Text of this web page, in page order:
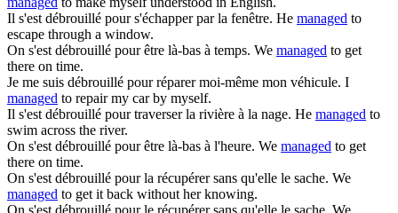
Il s'estdébrouillé pour s'échapper par la fenêtre. He managed to
escape through a window.
On s'estdébrouillé pour être là-bas à temps. We managed to get
there on time.
Je me suis débrouillé pour réparer moi-même mon véhicule. I
managed to repair my car by myself.
Il s'estdébrouillé pour traverser la rivière à la nage. He managed to
swim across the river.
On s'estdébrouillé pour être là-bas à l'heure. We managed to get
there on time.
On s'estdébrouillé pour la récupérer sans qu'elle le sache. We
managed to get it back without her knowing.